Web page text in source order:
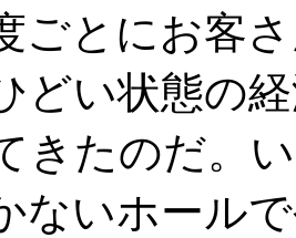
ごとにお客
どい状態の
きたのだ。
ないホール